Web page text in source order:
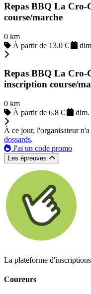
Repas BBQ La Cro-
course/marche
0 km
À partir de 13.0 €
Repas BBQ La Cro-
inscription course/
0 km
À partir de 6.8 €
dim.
À ce jour, l'organisateur
dossards.
J'ai un code promo
Les épreuves
La plateforme
Coureurs